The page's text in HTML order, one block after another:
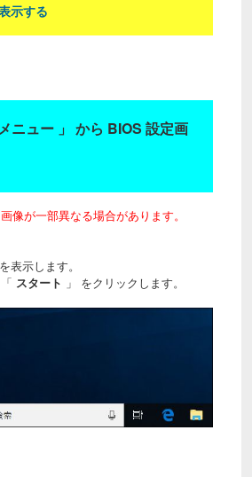
示する
ニュー 」 から BIOS 設定画
像が一部異なる場合があります。
表示します。
スタート 」 をクリックします。